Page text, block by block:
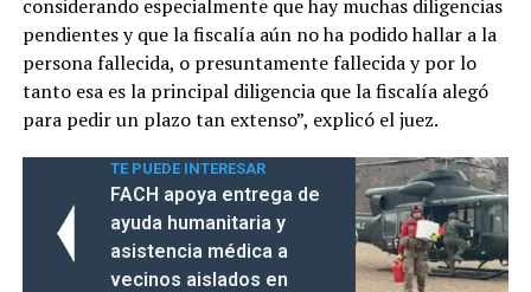
considerando especialmente que hay muchas diligencias
pendientes y que la fiscalía aún no ha podido hallar a la
persona fallecida, o presuntamente fallecida y por lo
tanto esa es la principal diligencia que la fiscalía alegó
para pedir un plazo tan extenso”, explicó el juez.
TE PUEDE INTERESAR
FACH apoya entrega de
ayuda humanitaria y
asistencia médica a
vecinos aislados en